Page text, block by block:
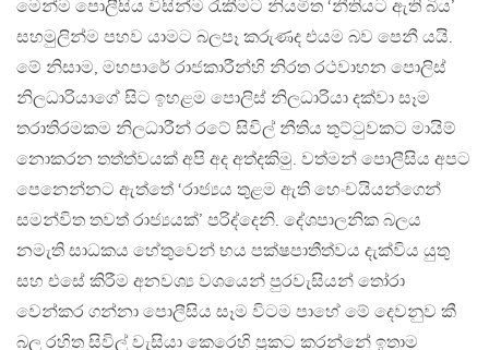
මෙන්ම පොලීසිය විසින්ම රැකීමට නියමිත ‘නීතියට ඇති බිය’
සහමුලින්ම පහව යාමට බලපෑ කරුණද එයම බව පෙනී යයි.
මේ නිසාම, මහපාරේ රාජකාරීන්හි නිරත රථවාහන පොලිස්
නිලධාරියාගේ සිට ඉහළම පොලිස් නිලධාරියා දක්වා සෑම
තරාතිරමකම නිලධාරීන් රටේ සිවිල් නීතිය තුට්ටුවකට මායිම්
නොකරන තත්ත්වයක් අපි අද අත්දකිමු. වත්මන් පොලීසිය අපට
පෙනෙන්නට ඇත්තේ ‘රාජ්‍යය තුළම ඇති හෙංචයියන්ගෙන්
සමන්විත තවත් රාජ්‍යයක්’ පරිද්දෙනි. දේශපාලනික බලය
නමැති සාධකය හේතුවෙන් භය පක්ෂපාතීත්වය දැක්විය යුතු
සහ එසේ කිරීම අනවශ්‍ය වශයෙන් පුරවැසියන් තෝරා
වෙන්කර ගන්නා පොලීසිය සෑම විටම පාහේ මේ දෙවනුව කී
බල රහිත සිවිල් වැසියා කෙරෙහි ප්‍රකට කරන්නේ ඉතාම